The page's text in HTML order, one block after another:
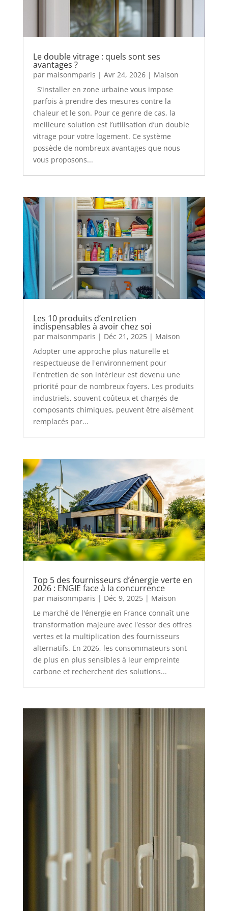
Le double vitrage : quels sont ses
avantages ?
par maisonmparis | Avr 24, 2026| Maison
S’installer en zone urbaine vous impose
parfois à prendre des mesures contre la
chaleur et le son. Pour ce genre de cas, la
meilleure solution est l’utilisation d’un double
vitrage pour votre logement. Ce système
possède de nombreux avantages que nous
vous proposons...
Les 10 produits d’entretien
indispensables à avoir chez soi
par maisonmparis | Déc 21, 2025| Maison
Adopter une approche plus naturelle et
respectueuse de l'environnement pour
l'entretien de son intérieur est devenu une
priorité pour de nombreux foyers. Les produits
industriels, souvent coûteux et chargés de
composants chimiques, peuvent être aisément
remplacés par...
Top 5 des fournisseurs d’énergie verte en
2026 : ENGIE face à la concurrence
par maisonmparis | Déc 9, 2025| Maison
Le marché de l'énergie en France connaît une
transformation majeure avec l'essor des offres
vertes et la multiplication des fournisseurs
alternatifs. En 2026, les consommateurs sont
de plus en plus sensibles à leur empreinte
carbone et recherchent des solutions...